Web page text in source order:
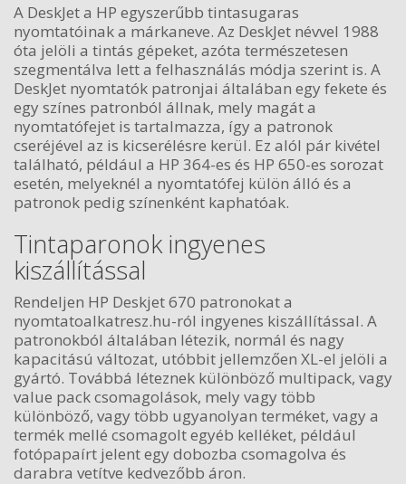
A DeskJet a HP egyszerűbb tintasugaras
nyomtatóinak a márkaneve. Az DeskJet névvel 1988
óta jelöli a tintás gépeket, azóta természetesen
szegmentálva lett a felhasználás módja szerint is. A
DeskJet nyomtatók patronjai általában egy fekete és
egy színes patronból állnak, mely magát a
nyomtatófejet is tartalmazza, így a patronok
cseréjével az is kicserélésre kerül. Ez alól pár kivétel
található, például a HP 364-es és HP 650-es sorozat
esetén, melyeknél a nyomtatófej külön álló és a
patronok pedig színenként kaphatóak.
Tintaparonok ingyenes
kiszállítással
Rendeljen HP Deskjet 670 patronokat a
nyomtatoalkatresz.hu-ról ingyenes kiszállítással. A
patronokból általában létezik, normál és nagy
kapacitású változat, utóbbit jellemzően XL-el jelöli a
gyártó. Továbbá léteznek különböző multipack, vagy
value pack csomagolások, mely vagy több
különböző, vagy több ugyanolyan terméket, vagy a
termék mellé csomagolt egyéb kelléket, például
fotópapaírt jelent egy dobozba csomagolva és
darabra vetítve kedvezőbb áron.